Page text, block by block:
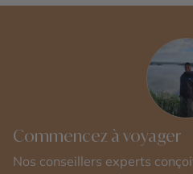
Commencez à voyager
Nos conseillers experts